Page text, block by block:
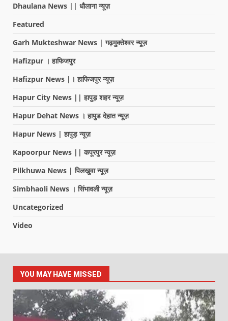
Dhaulana News || धौलाना न्यूज़
Featured
Garh Mukteshwar News | गढ़मुक्तेश्वर न्यूज़
Hafizpur । हाफिजपुर
Hafizpur News |। हाफिजपुर न्यूज़
Hapur City News || हापुड़ शहर न्यूज़
Hapur Dehat News । हापुड देहात न्यूज़
Hapur News | हापुड़ न्यूज़
Kapoorpur News || कपूरपुर न्यूज़
Pilkhuwa News | पिलखुवा न्यूज़
Simbhaoli News । सिंभावली न्यूज़
Uncategorized
Video
YOU MAY HAVE MISSED